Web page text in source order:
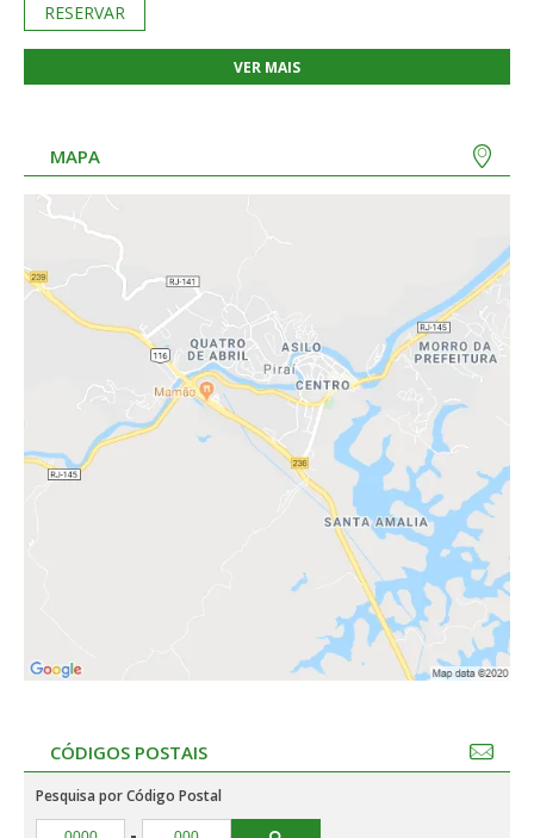
RESERVAR
VER MAIS
MAPA
CÓDIGOS POSTAIS
Pesquisa por Código Postal